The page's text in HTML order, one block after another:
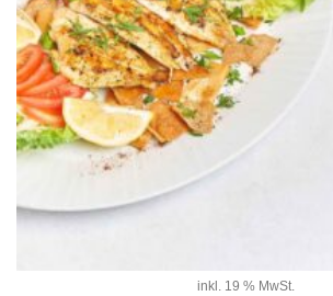
inkl. 19 % MwSt.